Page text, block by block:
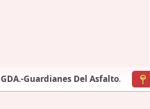
GDA.-Guardianes Del Asfalto.